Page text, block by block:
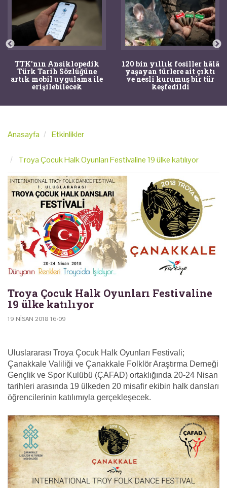
TTK'nın Ansiklopedik
Türk Tarih Sözlüğüne
artık mobil uygulama ile
erişilebilecek
120 bin yıllık fosiller hâlâ
yaşayan türlere ait çıktı
ve nesli kurumuş bir tür
keşfedildi
Anasayfa Etkinlikler
Troya Çocuk Halk Oyunları Festivaline 19 ülke katılıyor
Troya Çocuk Halk Oyunları Festivaline
19 ülke katılıyor
19 NISAN 2018 16:09
Uluslararası Troya Çocuk Halk Oyunları Festivali;
Çanakkale Valiliği ve Çanakkale Folklör Araştırma Derneği
Gençlik ve Spor Kulübü (ÇAFAD) ortaklığında 20-24 Nisan
tarihleri arasında 19 ülkeden 20 misafir ekibin halk dansları
öğrencilerinin katılımıyla gerçekleşecek.